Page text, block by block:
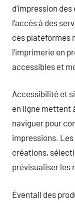
d’impression
l’accès à des
ces plateformes
l’imprimerie en
accessibles et
Accessibilité et
en ligne mettent
naviguer pour
impressions.
créations,
prévisualiser les
Éventail des